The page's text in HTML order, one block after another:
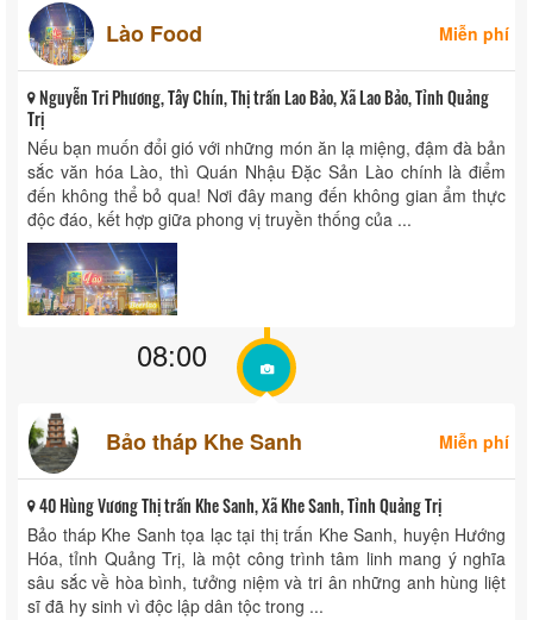
Lào Food Miễn phí
Nguyễn Tri Phương, Tây Chín, Thị trấn Lao Bảo, Xã Lao Bảo, Tỉnh Quảng
Trị
Nếu bạn muốn đổi gió với những món ăn lạ miệng, đậm đà bản
sắc văn hóa Lào, thì Quán Nhậu Đặc Sản Lào chính là điểm
đến không thể bỏ qua! Nơi đây mang đến không gian ẩm thực
độc đáo, kết hợp giữa phong vị truyền thống của ...
08:00
Bảo tháp Khe Sanh Miễn phí
40 Hùng Vương Thị trấn Khe Sanh, Xã Khe Sanh, Tỉnh Quảng Trị
Bảo tháp Khe Sanh tọa lạc tại thị trấn Khe Sanh, huyện Hướng
Hóa, tỉnh Quảng Trị, là một công trình tâm linh mang ý nghĩa
sâu sắc về hòa bình, tưởng niệm và tri ân những anh hùng liệt
sĩ đã hy sinh vì độc lập dân tộc trong ...